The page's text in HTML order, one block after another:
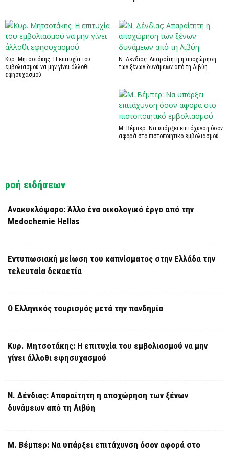
Κυρ. Μητσοτάκης: Η επιτυχία του
εμβολιασμού να μην γίνει άλλοθι
εφησυχασμού
Ν. Δένδιας: Απαραίτητη η αποχώρηση
των ξένων δυνάμεων από τη Λιβύη
Μ. Βέμπερ: Να υπάρξει επιτάχυνση όσον
αφορά στο πιστοποιητικό εμβολιασμού
ροή ειδήσεων
Ανακυκλόψαρο: Άλλο ένα οικολογικό έργο από την
Medochemie Hellas
Εντυπωσιακή μείωση του καπνίσματος στην Ελλάδα την
τελευταία δεκαετία
Ο Ελληνικός τουρισμός μετά την πανδημία
Κυρ. Μητσοτάκης: Η επιτυχία του εμβολιασμού να μην
γίνει άλλοθι εφησυχασμού
Ν. Δένδιας: Απαραίτητη η αποχώρηση των ξένων
δυνάμεων από τη Λιβύη
Μ. Βέμπερ: Να υπάρξει επιτάχυνση όσον αφορά στο